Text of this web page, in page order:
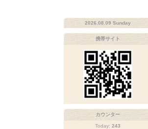
2026.08.09 Sunday
携帯サイト
カウンター
Today: 243